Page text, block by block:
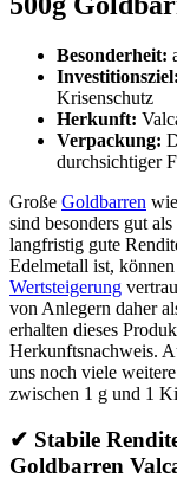
Besonderheit:
Investitionsziel:
Krisenschutz
Herkunft:
Verpackung:
durchsichtiger
Große Goldbarren
sind besonders gut
langfristig gute
Edelmetall ist,
Wertsteigerung
von Anlegern daher
erhalten dieses
Herkunftsnachweis.
uns noch viele
zwischen 1 g und 1
✔ Stabile
Goldbarren